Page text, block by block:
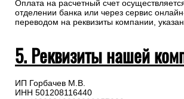
Для самостоятельного формирования
перейти в “Профиль”(авторизация на
обязательна) => Заказы => Детали заказа
В назначении платежа укажите номер
Оплата на расчетный счет
переводом на реквизиты компании,